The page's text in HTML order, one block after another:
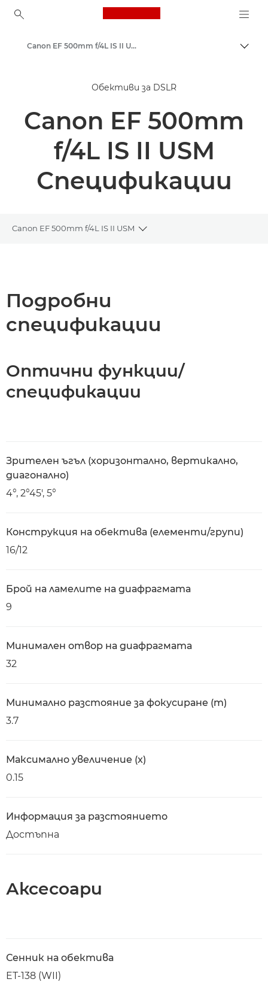
Canon Logo, back to
Обективи за фотоапарат Canon
Canon EF 500mm f/4L IS II USM - Обективи – обективи за фотоапарати
Обективи за DSLR
Canon EF 500mm
f/4L IS II USM
Спецификации
Canon EF 500mm f/4L IS II USM
Toggle breadcrumbs
Подробни
спецификации
Оптични функции/
спецификации
Зрителен ъгъл (хоризонтално, вертикално,
диагонално)
4°, 2°45', 5°
Конструкция на обектива (елементи/групи)
16/12
Брой на ламелите на диафрагмата
9
Минимален отвор на диафрагмата
32
Минимално разстояние за фокусиране (m)
3.7
Максимално увеличение (x)
0.15
Информация за разстоянието
Достъпна
Аксесоари
Сенник на обектива
ET-138 (WII)